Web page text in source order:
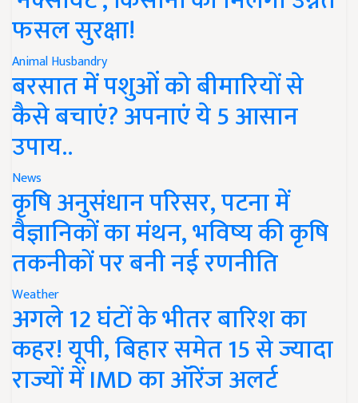
फसल सुरक्षा!
Animal Husbandry
बरसात में पशुओं को बीमारियों से
कैसे बचाएं? अपनाएं ये 5 आसान
उपाय..
News
कृषि अनुसंधान परिसर, पटना में
वैज्ञानिकों का मंथन, भविष्य की कृषि
तकनीकों पर बनी नई रणनीति
Weather
अगले 12 घंटों के भीतर बारिश का
कहर! यूपी, बिहार समेत 15 से ज्यादा
राज्यों में IMD का ऑरेंज अलर्ट